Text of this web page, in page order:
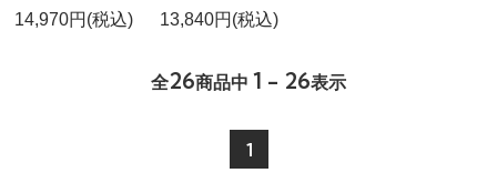
14,970円(税込) 13,840円(税込)
全26商品中 1 - 26表示
1